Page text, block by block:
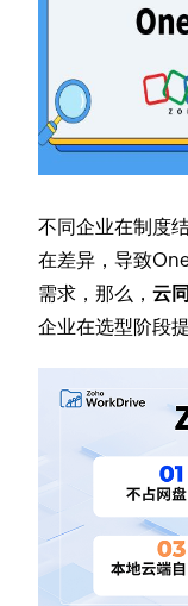
不同企业在制度
在差异，导致
需求，那么，云
企业在选型阶段